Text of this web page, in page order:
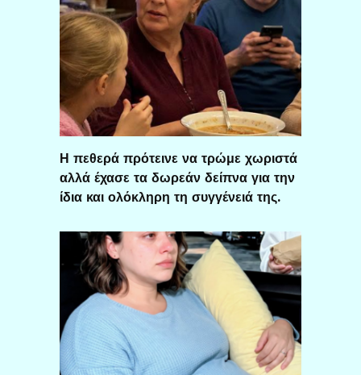
Η πεθερά πρότεινε να τρώμε χωριστά
αλλά έχασε τα δωρεάν δείπνα για την
ίδια και ολόκληρη τη συγγένειά της.